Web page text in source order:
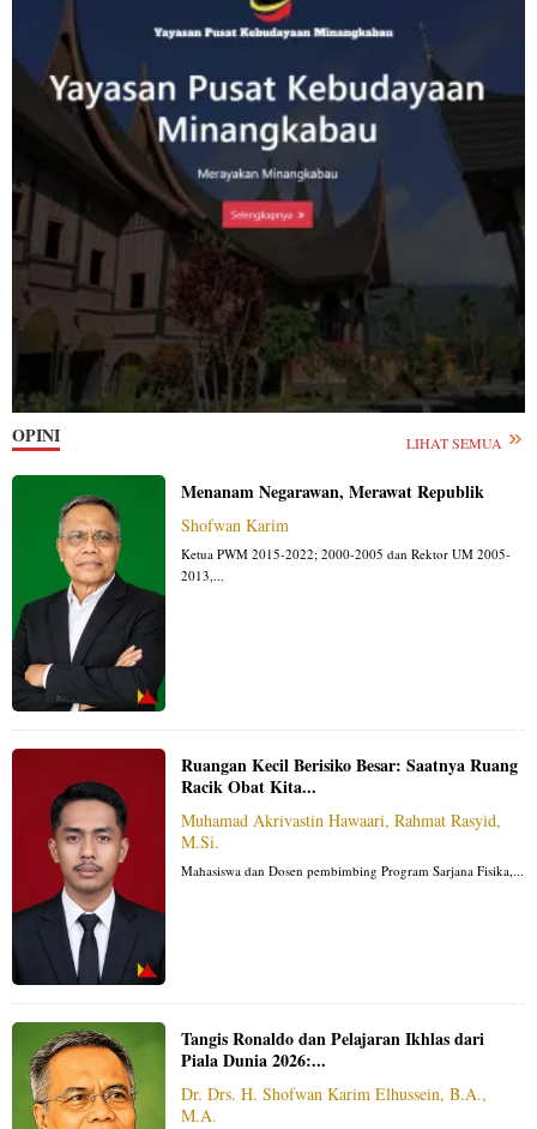
OPINI LIHAT SEMUA
Menanam Negarawan, Merawat Republik
Shofwan Karim
Ketua PWM 2015-2022; 2000-2005 dan Rektor UM 2005-
2013,...
Ruangan Kecil Berisiko Besar: Saatnya Ruang
Racik Obat Kita...
Muhamad Akrivastin Hawaari, Rahmat Rasyid,
M.Si.
Mahasiswa dan Dosen pembimbing Program Sarjana Fisika,...
Tangis Ronaldo dan Pelajaran Ikhlas dari
Piala Dunia 2026:...
Dr. Drs. H. Shofwan Karim Elhussein, B.A.,
M.A.